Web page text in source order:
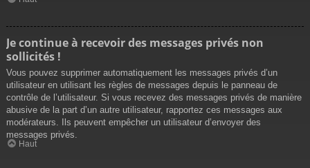
Je continue à recevoir des messages privés non
sollicités !
Vous pouvez supprimer automatiquement les messages privés d’un
utilisateur en utilisant les règles de messages depuis le panneau de
contrôle de l’utilisateur. Si vous recevez des messages privés de manière
abusive de la part d’un autre utilisateur, rapportez ces messages aux
modérateurs. Ils peuvent empêcher un utilisateur d’envoyer des
messages privés.
Haut